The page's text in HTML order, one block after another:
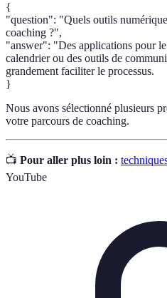
{
"question": "Quels outils
coaching ?",
"answer": "Des applications pour
calendrier ou des outils de
grandement faciliter le processus.
}
Nous avons sélectionné plusieurs
votre parcours de coaching.
📺 Pour aller plus loin :
YouTube